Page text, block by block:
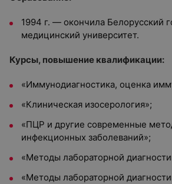
1994 г. — окончила Белорусский
медицинский университет.
Курсы, повышение квалификации:
«Иммунодиагностика, оценка
«Клиническая изосерология»;
«ПЦР и другие современные
инфекционных заболеваний»;
«Методы лабораторной
«Методы лабораторной